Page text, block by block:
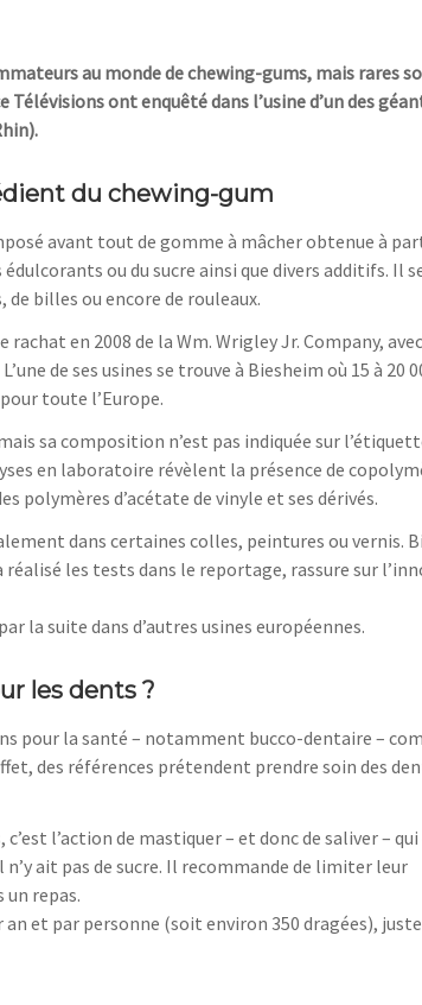
au monde de chewing-gums, mais rares
ont enquêté dans l’usine d’un des
du chewing-gum
avant tout de gomme à mâcher obtenue à
ou du sucre ainsi que divers additifs. Il
billes ou encore de rouleaux.
en 2008 de la Wm. Wrigley Jr. Company, avec
de ses usines se trouve à Biesheim où 15 à 20
toute l’Europe.
sa composition n’est pas indiquée sur
en laboratoire révèlent la présence de
polymères d’acétate de vinyle et ses dérivés.
dans certaines colles, peintures ou vernis.
les tests dans le reportage, rassure sur
la suite dans d’autres usines européennes.
les dents ?
pour la santé – notamment bucco-dentaire –
des références prétendent prendre soin des
l’action de mastiquer – et donc de saliver –
ait pas de sucre. Il recommande de limiter leur
repas.
et par personne (soit environ 350 dragées),